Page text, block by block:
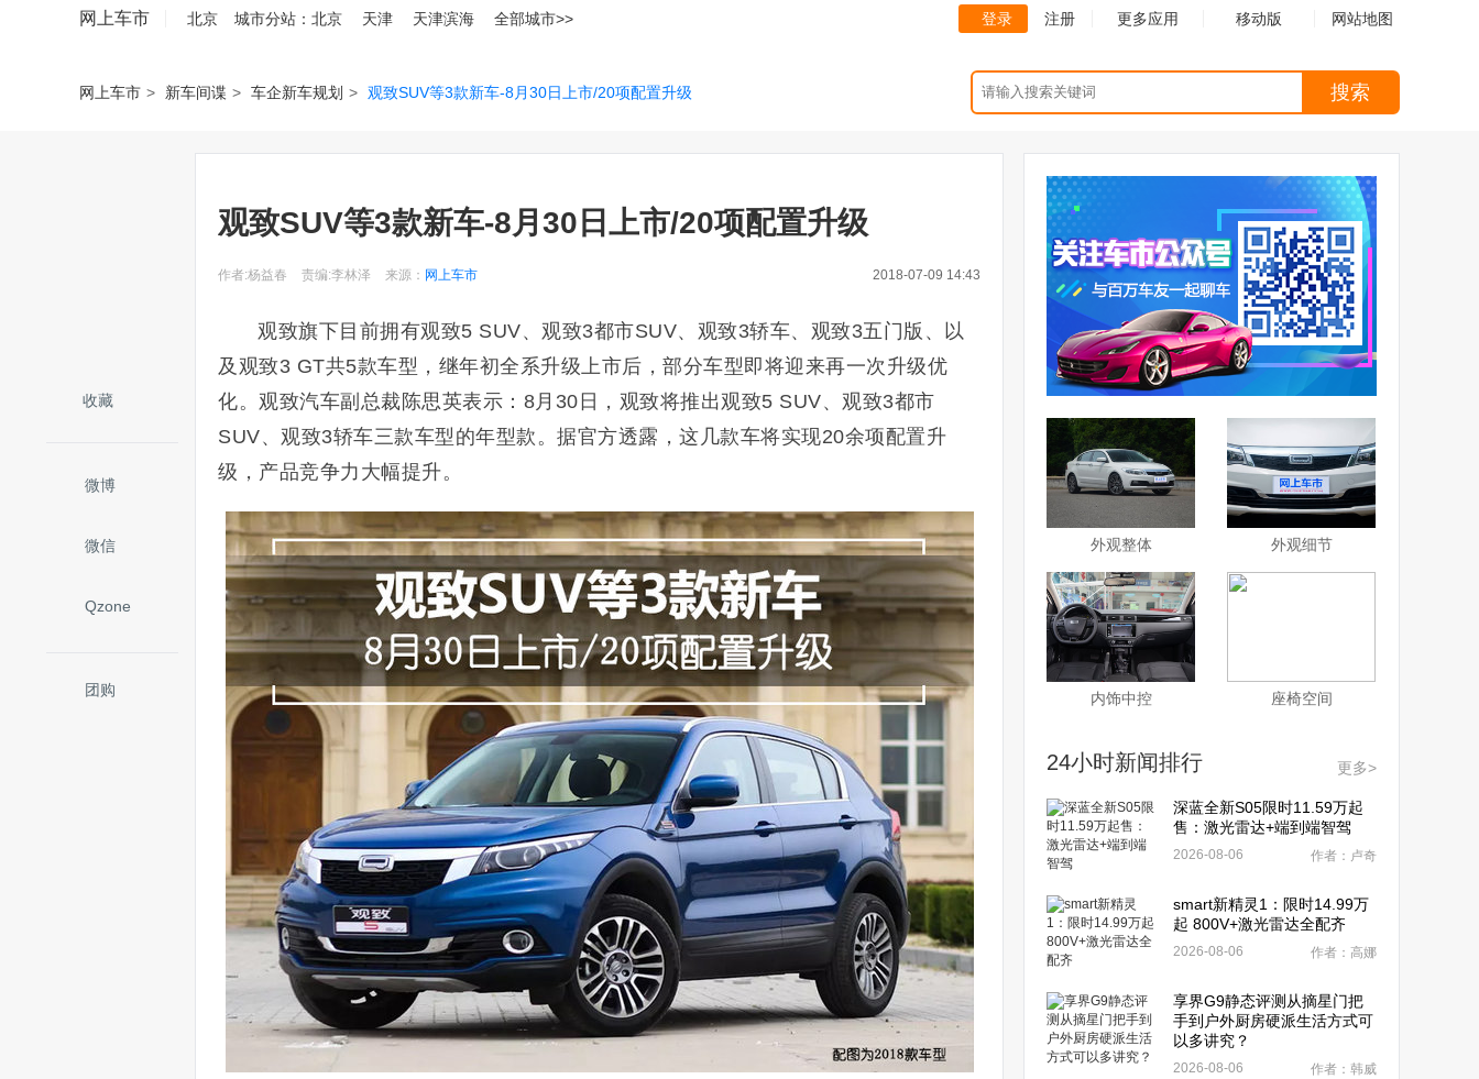
网上车市 北京 城市分站： 北京 天津 天津滨海 全部城市>> 登录 注册 更多应用 移动版 网站地图
网上车市 > 新车间谍 > 车企新车规划 > 观致SUV等3款新车-8月30日上市/20项配置升级 搜索
收藏
微博
微信
Qzone
团购
观致SUV等3款新车-8月30日上市/20项配置升级
作者:杨益春 责编:李林泽 来源： 网上车市 2018-07-09 14:43
观致旗下目前拥有观致5 SUV、观致3都市SUV、观致3轿车、观致3五门版、以
及观致3 GT共5款车型，继年初全系升级上市后，部分车型即将迎来再一次升级优
化。观致汽车副总裁陈思英表示：8月30日，观致将推出观致5 SUV、观致3都市
SUV、观致3轿车三款车型的年型款。据官方透露，这几款车将实现20余项配置升
级，产品竞争力大幅提升。
外观整体 外观细节
内饰中控 座椅空间
24小时新闻排行 更多>
深蓝全新S05限时11.59万起
售：激光雷达+端到端智驾
2026-08-06 作者：卢奇
smart新精灵1：限时14.99万
起 800V+激光雷达全配齐
2026-08-06 作者：高娜
享界G9静态评测从摘星门把
手到户外厨房硬派生活方式可
以多讲究？
2026-08-06 作者：韩威